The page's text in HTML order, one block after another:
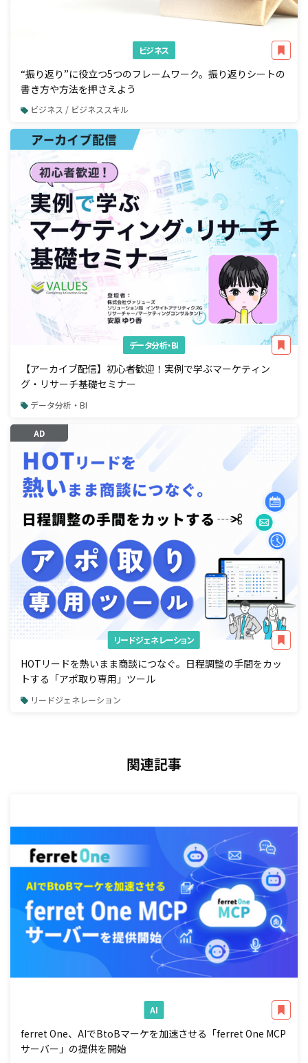
ビジネス
“振り返り”に役立つ5つのフレームワーク。振り返りシートの
書き方や方法を押さえよう
ビジネス / ビジネススキル
データ分析・BI
【アーカイブ配信】初心者歓迎！実例で学ぶマーケティン
グ・リサーチ基礎セミナー
データ分析・BI
AD
リードジェネレーション
HOTリードを熱いまま商談につなぐ。日程調整の手間をカッ
トする「アポ取り専用」ツール
リードジェネレーション
関連記事
AI
ferret One、AIでBtoBマーケを加速させる「ferret One MCP
サーバー」の提供を開始